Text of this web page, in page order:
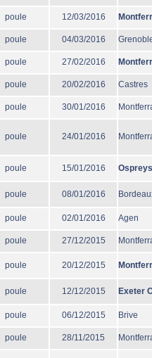
poule 12/03/2016
poule 04/03/2016
poule 27/02/2016
poule 20/02/2016 Castres
poule 30/01/2016
poule 24/01/2016
poule 15/01/2016 Ospreys
poule 08/01/2016
poule 02/01/2016 Agen
poule 27/12/2015
poule 20/12/2015
poule 12/12/2015 Exeter
poule 06/12/2015 Brive
poule 28/11/2015